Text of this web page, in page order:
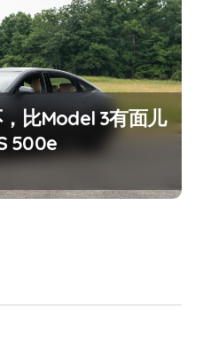
比Model 3有面儿
500e